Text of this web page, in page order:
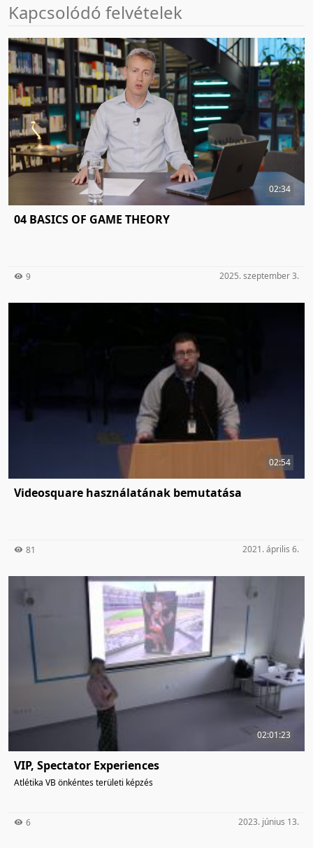
Kapcsolódó felvételek
02:34
04 BASICS OF GAME THEORY
9 2025. szeptember 3.
02:54
Videosquare használatának bemutatása
81 2021. április 6.
02:01:23
VIP, Spectator Experiences
Atlétika VB önkéntes területi képzés
6 2023. június 13.